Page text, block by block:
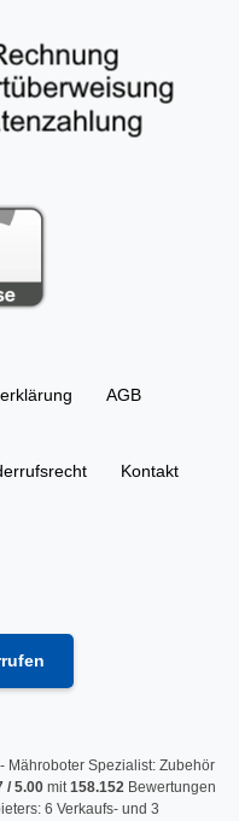
AGB
Kontakt
Mähroboter Spezialist: Zubehör
/ 5.00mit158.152 Bewertungen
6 Verkaufs- und 3